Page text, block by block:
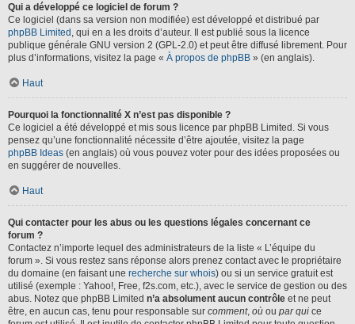
Qui a développé ce logiciel de forum ?
Ce logiciel (dans sa version non modifiée) est développé et distribué par
phpBB Limited , qui en a les droits d’auteur. Il est publié sous la licence
publique générale GNU version 2 (GPL-2.0) et peut être diffusé librement. Pour
plus d’informations, visitez la page « À propos de phpBB » (en anglais).
Haut
Pourquoi la fonctionnalité X n’est pas disponible ?
Ce logiciel a été développé et mis sous licence par phpBB Limited. Si vous
pensez qu’une fonctionnalité nécessite d’être ajoutée, visitez la page
phpBB Ideas (en anglais) où vous pouvez voter pour des idées proposées ou
en suggérer de nouvelles.
Haut
Qui contacter pour les abus ou les questions légales concernant ce
forum ?
Contactez n’importe lequel des administrateurs de la liste « L’équipe du
forum ». Si vous restez sans réponse alors prenez contact avec le propriétaire
du domaine (en faisant une recherche sur whois) ou si un service gratuit est
utilisé (exemple : Yahoo!, Free, f2s.com, etc.), avec le service de gestion ou des
abus. Notez que phpBB Limited n’a absolument aucun contrôle et ne peut
être, en aucun cas, tenu pour responsable sur comment, où ou par qui ce